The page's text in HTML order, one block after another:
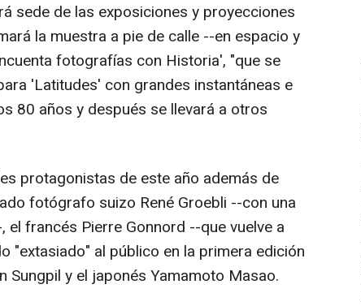
sede de las exposiciones y proyecciones
la muestra a pie de calle --en espacio y
fotografías con Historia', "que se
'Latitudes' con grandes instantáneas e
80 años y después se llevará a otros
protagonistas de este año además de
fotógrafo suizo René Groebli --con una
el francés Pierre Gonnord --que vuelve a
"extasiado" al público en la primera edición
Sungpil y el japonés Yamamoto Masao.